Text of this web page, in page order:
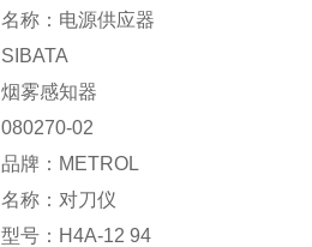
名称：电源供应器
SIBATA
烟雾感知器
080270-02
品牌：METROL
名称：对刀仪
型号：H4A-12 94